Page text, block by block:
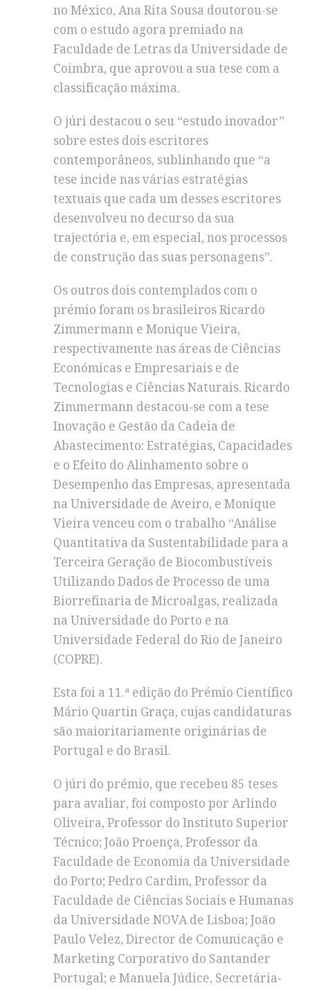
no México, Ana Rita Sousa doutorou-se
com o estudo agora premiado na
Faculdade de Letras da Universidade de
Coimbra, que aprovou a sua tese com a
classificação máxima.
O júri destacou o seu “estudo inovador”
sobre estes dois escritores
contemporâneos, sublinhando que “a
tese incide nas várias estratégias
textuais que cada um desses escritores
desenvolveu no decurso da sua
trajectória e, em especial, nos processos
de construção das suas personagens”.
Os outros dois contemplados com o
prémio foram os brasileiros Ricardo
Zimmermann e Monique Vieira,
respectivamente nas áreas de Ciências
Económicas e Empresariais e de
Tecnologias e Ciências Naturais. Ricardo
Zimmermann destacou-se com a tese
Inovação e Gestão da Cadeia de
Abastecimento: Estratégias, Capacidades
e o Efeito do Alinhamento sobre o
Desempenho das Empresas, apresentada
na Universidade de Aveiro, e Monique
Vieira venceu com o trabalho “Análise
Quantitativa da Sustentabilidade para a
Terceira Geração de Biocombustíveis
Utilizando Dados de Processo de uma
Biorrefinaria de Microalgas, realizada
na Universidade do Porto e na
Universidade Federal do Rio de Janeiro
(COPRE).
Esta foi a 11.ª edição do Prémio Científico
Mário Quartin Graça, cujas candidaturas
são maioritariamente originárias de
Portugal e do Brasil.
O júri do prémio, que recebeu 85 teses
para avaliar, foi composto por Arlindo
Oliveira, Professor do Instituto Superior
Técnico; João Proença, Professor da
Faculdade de Economia da Universidade
do Porto; Pedro Cardim, Professor da
Faculdade de Ciências Sociais e Humanas
da Universidade NOVA de Lisboa; João
Paulo Velez, Director de Comunicação e
Marketing Corporativo do Santander
Portugal; e Manuela Júdice, Secretária-